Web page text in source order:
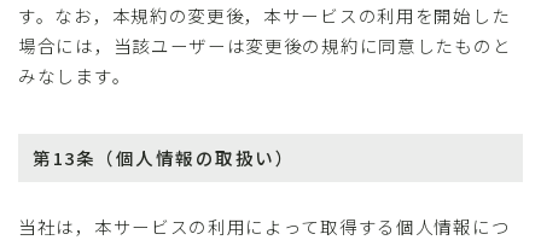
す。なお，本規約の変更後，本サービスの利用を開始した
場合には，当該ユーザーは変更後の規約に同意したものと
みなします。
第13条（個人情報の取扱い）
当社は，本サービスの利用によって取得する個人情報につ